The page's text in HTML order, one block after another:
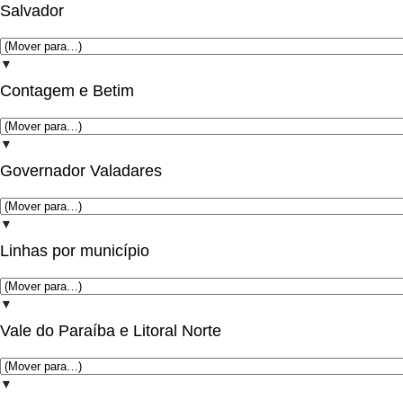
Salvador
▼
Contagem e Betim
▼
Governador Valadares
▼
Linhas por município
▼
Vale do Paraíba e Litoral Norte
▼